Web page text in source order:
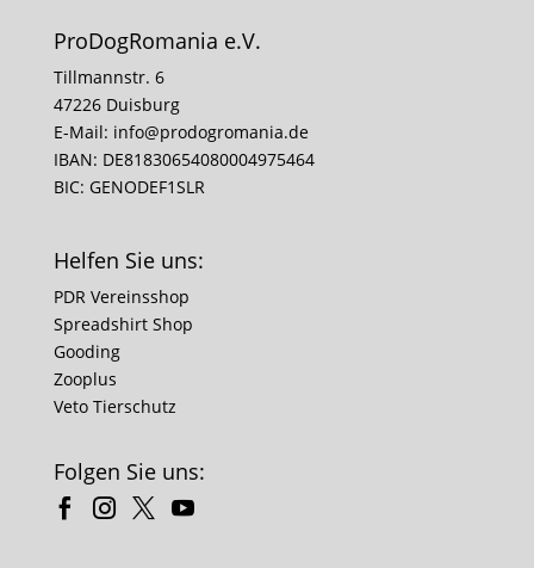
ProDogRomania e.V.
Tillmannstr. 6
47226 Duisburg
E-Mail: info@prodogromania.de
IBAN: DE81830654080004975464
BIC: GENODEF1SLR
Helfen Sie uns:
PDR Vereinsshop
Spreadshirt Shop
Gooding
Zooplus
Veto Tierschutz
Folgen Sie uns: